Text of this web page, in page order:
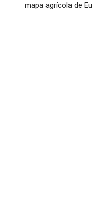
mapa agrícola de